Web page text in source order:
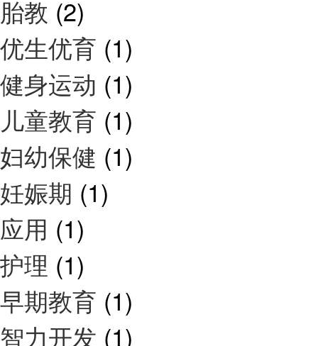
胎教 (2)
优生优育 (1)
健身运动 (1)
儿童教育 (1)
妇幼保健 (1)
妊娠期 (1)
应用 (1)
护理 (1)
早期教育 (1)
智力开发 (1)